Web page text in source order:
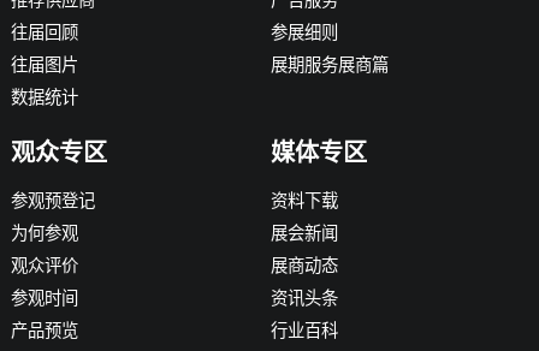
往届回顾
往届图片
数据统计
参展细则
展期服务展商篇
观众专区
参观预登记
为何参观
观众评价
参观时间
产品预览
媒体专区
资料下载
展会新闻
展商动态
资讯头条
行业百科